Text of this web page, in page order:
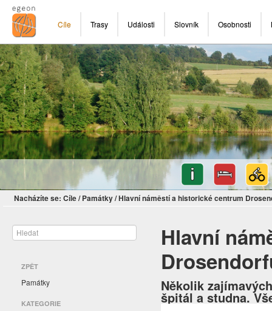
Cíle Trasy Události Slovník Osobnosti
Nacházíte se: Cíle/ Památky/Hlavní náměstí a historické centrum
ZPĚT
Památky
KATEGORIE
Hlavní
Několik
špitál a studna.